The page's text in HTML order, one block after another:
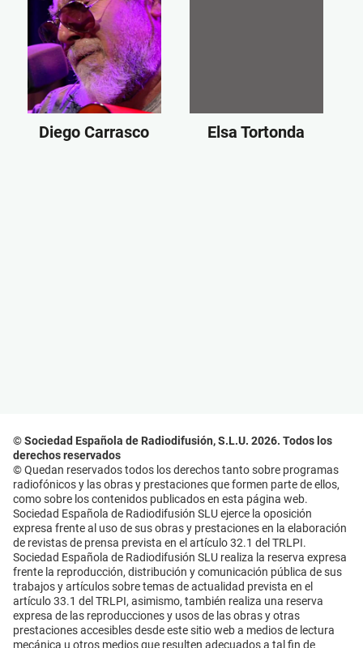
Diego Carrasco Elsa Tortonda
© Sociedad Española de Radiodifusión, S.L.U. 2026. Todos los
derechos reservados
© Quedan reservados todos los derechos tanto sobre programas
radiofónicos y las obras y prestaciones que formen parte de ellos,
como sobre los contenidos publicados en esta página web.
Sociedad Española de Radiodifusión SLU ejerce la oposición
expresa frente al uso de sus obras y prestaciones en la elaboración
de revistas de prensa prevista en el artículo 32.1 del TRLPI.
Sociedad Española de Radiodifusión SLU realiza la reserva expresa
frente la reproducción, distribución y comunicación pública de sus
trabajos y artículos sobre temas de actualidad prevista en el
artículo 33.1 del TRLPI, asimismo, también realiza una reserva
expresa de las reproducciones y usos de las obras y otras
prestaciones accesibles desde este sitio web a medios de lectura
mecánica u otros medios que resulten adecuados a tal fin de